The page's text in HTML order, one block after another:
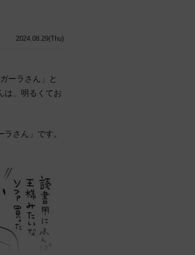
2024.08.29(Thu)
ーラさん」と
は、明るくてお
さん」です。